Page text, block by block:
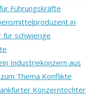
Führungskräfte
in
für schwierige
Industriekonzern aus
Thema Konflikte
Konzerntochter